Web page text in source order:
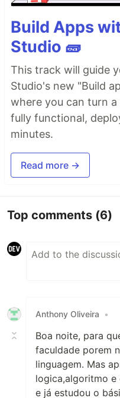
Build Apps
Studio 🧱
This track will guide
Studio's new "Build
where you can turn
fully functional,
minutes.
Read more →
Top comments (6)
Anthony Oliveira •
Boa noite, para
faculdade porem
linguagem. Mas
logica,algoritmo e
e já estudou o